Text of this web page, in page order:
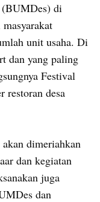
(BUMDes) di
unit usaha. Di
dan yang paling
Festival
restoran desa
dimeriahkan
dan kegiatan
juga
dan